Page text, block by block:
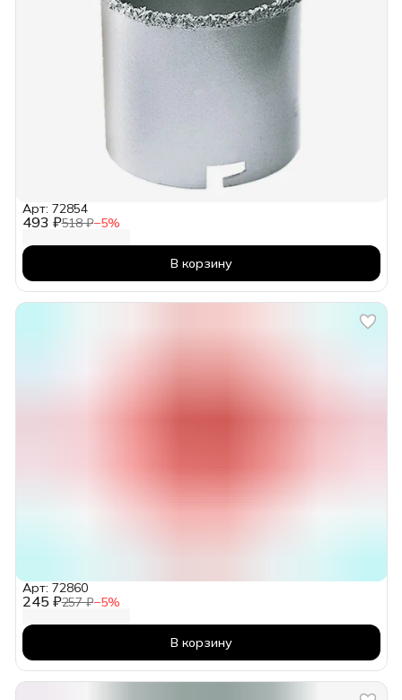
493 ₽518 ₽−5%
Арт: 72854
В корзину
245 ₽257 ₽−5%
Арт: 72860
В корзину